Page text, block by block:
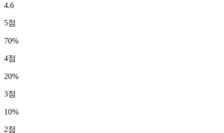
4.6
5점
70%
4점
20%
3점
10%
2점